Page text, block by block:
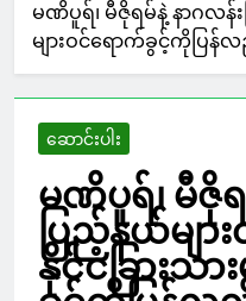
မဏိပူရ်၊ မီဇိုရမ်နဲ့ နာဂလန်း
များဝင်ရောက်ခွင့်ကိုပြန်
ဆောင်းပါး
မဏိပူရ်၊ မီဇို
ပြည်နယ်မျာ
နိုင်ငံခြားသာ